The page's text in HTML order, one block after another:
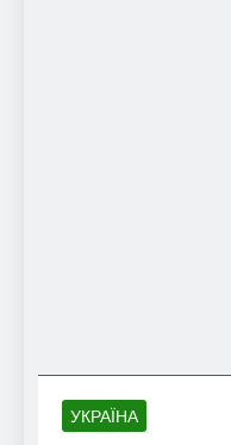
УКРАЇНА